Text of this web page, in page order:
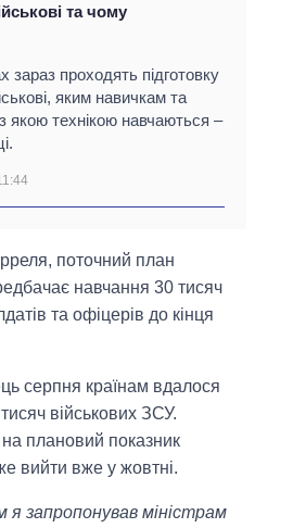
та чому
зараз проходять підготовку
яким навичкам та
якою технікою навчаються –
поточний план
навчання 30 тисяч
та офіцерів до кінця
серпня країнам вдалося
військових ЗСУ.
плановий показник
вийти вже у жовтні.
я запропонував міністрам